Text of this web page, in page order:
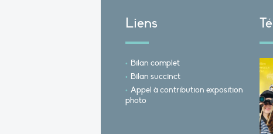
Liens
Bilan complet
Bilan succinct
Appel à contribution exposition
photo